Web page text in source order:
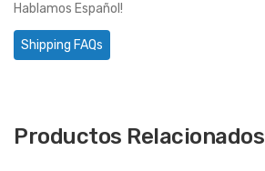
Hablamos Español!
Shipping FAQs
Productos Relacionados